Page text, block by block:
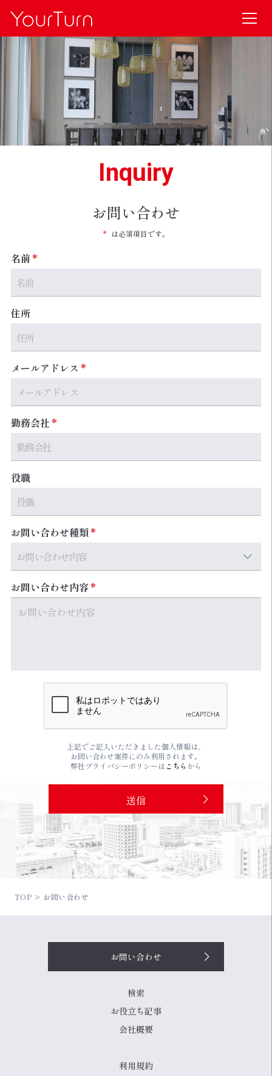
Inquiry
お問い合わせ
* は必須項目です。
名前
住所
メールアドレス
勤務会社
役職
お問い合わせ種類
お問い合わせ内容
上記でご記入いただきました個人情報は、
お問い合わせ案件にのみ利用されます。
弊社プライバシーポリシーは こちら から
TOP お問い合わせ
お問い合わせ
検索
お役立ち記事
会社概要
利用規約